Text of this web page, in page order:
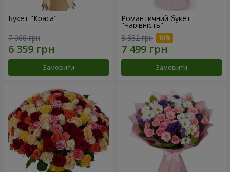
Букет "Краса"
7 066 грн
Замовити
Романтичний букет
"Чарівність"
8 332 грн
Замовити